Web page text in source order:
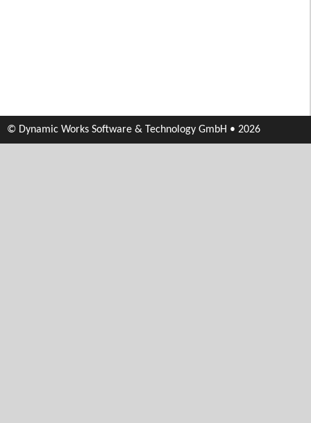
© Dynamic Works Software & Technology GmbH • 2026